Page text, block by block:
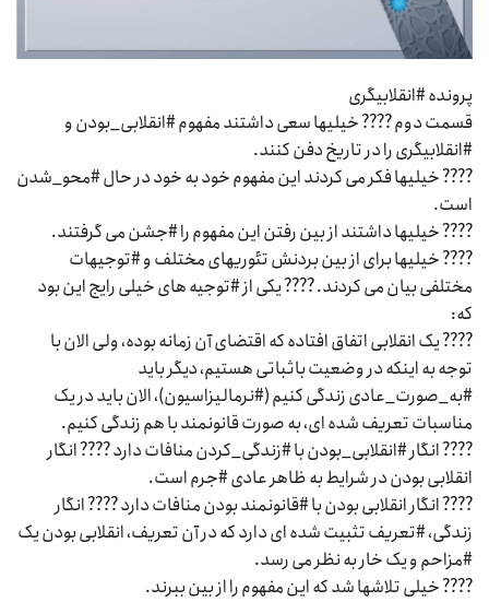
پرونده #انقلابیگری
قسمت دوم ???? خیلیها سعی داشتند مفهوم #انقلابی_بودن و
#انقلابیگری را در تاریخ دفن کنند.
???? خیلیها فکر می کردند این مفهوم خود به خود در حال #محو_شدن
است.
???? خیلیها داشتند از بین رفتن این مفهوم را #جشن می گرفتند.
???? خیلیها برای از بین بردنش تئوریهای مختلف و #توجیهات
مختلفی بیان می کردند. ???? یکی از #توجیه های خیلی رایج این بود
که:
???? یک انقلابی اتفاق افتاده که اقتضای آن زمانه بوده، ولی الان با
توجه به اینکه در وضعیت باثباتی هستیم، دیگر باید
#به_صورت_عادی زندگی کنیم (#نرمالیزاسیون)، الان باید در یک
مناسبات تعریف شده ای، به صورت قانونمند با هم زندگی کنیم.
???? انگار #انقلابی_بودن با #زندگی_کردن منافات دارد ???? انگار
انقلابی بودن در شرایط به ظاهر عادی #جرم است.
???? انگار انقلابی بودن با #قانونمند بودن منافات دارد ???? انگار
زندگی، #تعریف تثبیت شده ای دارد که در آن تعریف، انقلابی بودن یک
#مزاحم و یک خار به نظر می رسد.
???? خیلی تلاشها شد که این مفهوم را از بین ببرند.